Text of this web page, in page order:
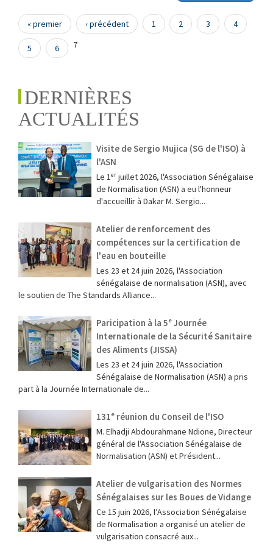
Pages
« premier ‹ précédent 1 2 3 4
5 6 7
DERNIÈRES
ACTUALITÉS
Visite de Sergio Mujica (SG de l'ISO) à
l'ASN
Le 1ᵉʳ juillet 2026, l'Association Sénégalaise
de Normalisation (ASN) a eu l'honneur
d'accueillir à Dakar M. Sergio...
Atelier de renforcement des
compétences sur la certification de
l'eau en bouteille
Les 23 et 24 juin 2026, l'Association
sénégalaise de normalisation (ASN), avec
le soutien de The Standards Alliance...
Paricipation à la 5ᵉ Journée
Internationale de la Sécurité Sanitaire
des Aliments (JISSA)
‎Les 23 et 24 juin 2026, l'Association
Sénégalaise de Normalisation (ASN) a pris
part à la Journée Internationale de...
131ᵉ réunion du Conseil de l'ISO
M. Elhadji Abdourahmane Ndione, Directeur
général de l'Association Sénégalaise de
Normalisation (ASN) et Président...
Atelier de vulgarisation des Normes
Sénégalaises sur les Boues de Vidange
Ce 15 juin 2026, l’Association Sénégalaise
de Normalisation a organisé un atelier de
vulgarisation consacré aux...